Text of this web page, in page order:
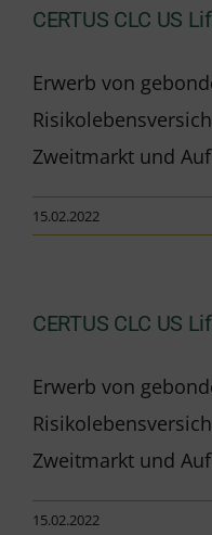
CERTUS CLC US
Erwerb von
Zweitmarkt und
15.02.2022
CERTUS CLC US
Erwerb von
Zweitmarkt und
15.02.2022